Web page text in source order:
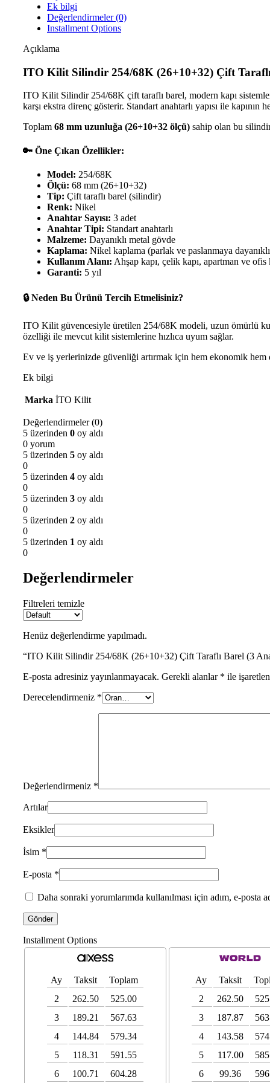
Ek bilgi
Değerlendirmeler (0)
Installment Options
Açıklama
ITO Kilit Silindir 254/68K (26+10+32) Çift
ITO Kilit Silindir 254/68K çift taraflı barel, modern kapı
karşı ekstra direnç gösterir. Standart anahtarlı yapısı ile
Toplam 68 mm uzunluğa (26+10+32 ölçü) sahip olan bu
🔑 Öne Çıkan Özellikler:
Model: 254/68K
Ölçü: 68 mm (26+10+32)
Tip: Çift taraflı barel (silindir)
Renk: Nikel
Anahtar Sayısı: 3 adet
Anahtar Tipi: Standart anahtarlı
Malzeme: Dayanıklı metal gövde
Kaplama: Nikel kaplama (parlak ve paslanmaya
Kullanım Alanı: Ahşap kapı, çelik kapı, apartman ve ofis
Garanti: 5 yıl
🔒 Neden Bu Ürünü Tercih Etmelisiniz?
ITO Kilit güvencesiyle üretilen 254/68K modeli, uzun ömürlü
özelliği ile mevcut kilit sistemlerine hızlıca uyum sağlar.
Ev ve iş yerlerinizde güvenliği artırmak için hem ekonomik hem
Ek bilgi
Marka İTO Kilit
Değerlendirmeler (0)
5 üzerinden 0 oy aldı
0 yorum
5 üzerinden 5 oy aldı
0
5 üzerinden 4 oy aldı
0
5 üzerinden 3 oy aldı
0
5 üzerinden 2 oy aldı
0
5 üzerinden 1 oy aldı
0
Değerlendirmeler
Filtreleri temizle
Henüz değerlendirme yapılmadı.
“ITO Kilit Silindir 254/68K (26+10+32) Çift Taraflı Barel (3
E-posta adresiniz yayınlanmayacak. Gerekli alanlar * ile
Derecelendirmeniz *
Değerlendirmeniz *
Artılar
Eksikler
İsim *
E-posta *
Daha sonraki yorumlarımda kullanılması için adım, e-posta
Installment Options
Ay Taksit
Toplam
2
262.50
525.00
3
189.21
567.63
4
144.84
579.34
5
118.31
591.55
6
100.71 604.28
Ay Taksit
2
262.50
3
187.87
4
143.58
5
117.00
6
99.36